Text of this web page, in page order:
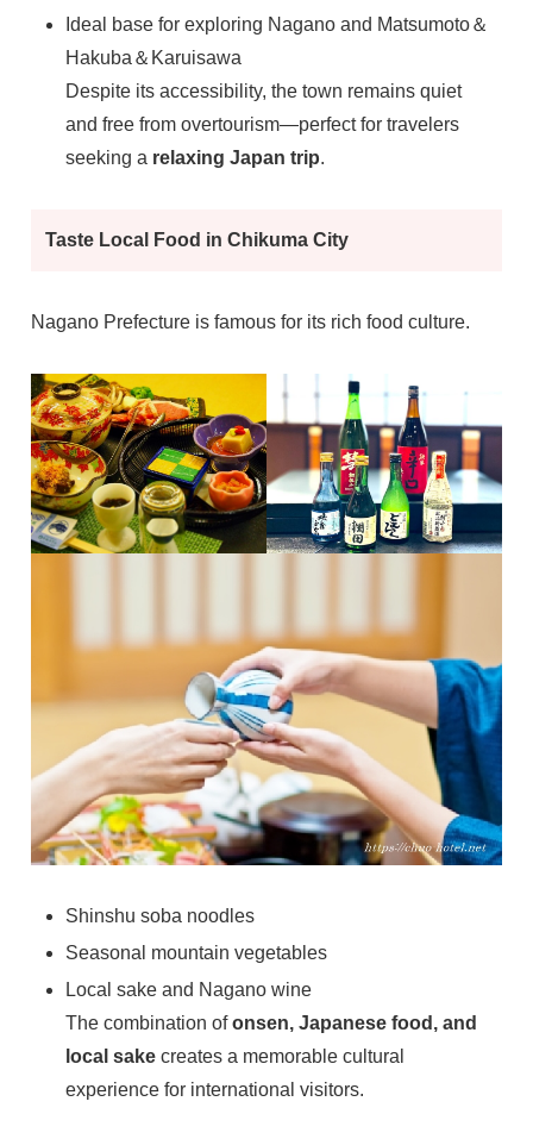
Ideal base for exploring Nagano and Matsumoto＆
Hakuba＆Karuisawa
Despite its accessibility, the town remains quiet
and free from overtourism—perfect for travelers
seeking a relaxing Japan trip.
Taste Local Food in Chikuma City
Nagano Prefecture is famous for its rich food culture.
Shinshu soba noodles
Seasonal mountain vegetables
Local sake and Nagano wine
The combination ofonsen, Japanese food, and
local sake creates a memorable cultural
experience for international visitors.